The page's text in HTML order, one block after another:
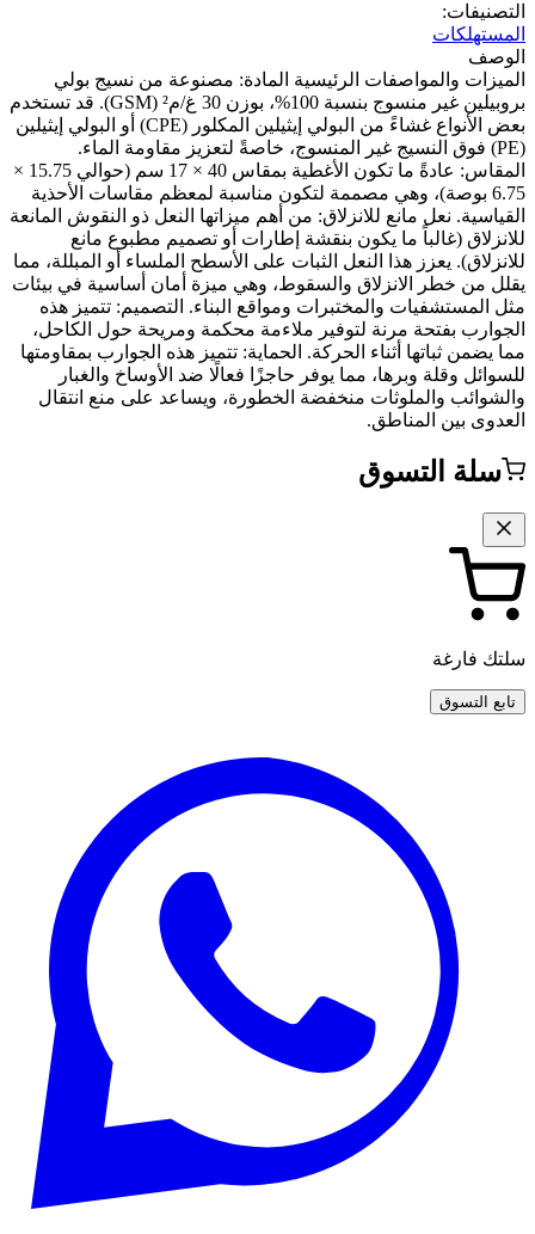
التصنيفات:
المستهلكات
الوصف
الميزات والمواصفات الرئيسية المادة: مصنوعة من نسيج بولي
بروبيلين غير منسوج بنسبة 100%، بوزن 30 غ/م² (GSM). قد تستخدم
بعض الأنواع غشاءً من البولي إيثيلين المكلور (CPE) أو البولي إيثيلين
(PE) فوق النسيج غير المنسوج، خاصةً لتعزيز مقاومة الماء.
المقاس: عادةً ما تكون الأغطية بمقاس 40 × 17 سم (حوالي 15.75 ×
6.75 بوصة)، وهي مصممة لتكون مناسبة لمعظم مقاسات الأحذية
القياسية. نعل مانع للانزلاق: من أهم ميزاتها النعل ذو النقوش المانعة
للانزلاق (غالباً ما يكون بنقشة إطارات أو تصميم مطبوع مانع
للانزلاق). يعزز هذا النعل الثبات على الأسطح الملساء أو المبللة، مما
يقلل من خطر الانزلاق والسقوط، وهي ميزة أمان أساسية في بيئات
مثل المستشفيات والمختبرات ومواقع البناء. التصميم: تتميز هذه
الجوارب بفتحة مرنة لتوفير ملاءمة محكمة ومريحة حول الكاحل،
مما يضمن ثباتها أثناء الحركة. الحماية: تتميز هذه الجوارب بمقاومتها
للسوائل وقلة وبرها، مما يوفر حاجزًا فعالًا ضد الأوساخ والغبار
والشوائب والملوثات منخفضة الخطورة، ويساعد على منع انتقال
العدوى بين المناطق.
سلة التسوق
سلتك فارغة
تابع التسوق